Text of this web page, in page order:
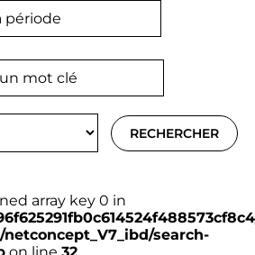
array key 0 in
search-